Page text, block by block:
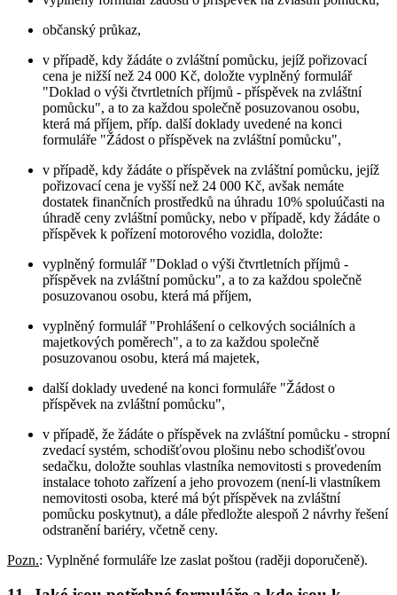
občanský průkaz,
v případě, kdy žádáte o zvláštní pomůcku, jejíž pořizovací
cena je nižší než 24 000 Kč, doložte vyplněný formulář
"Doklad o výši čtvrtletních příjmů - příspěvek na zvláštní
pomůcku", a to za každou společně posuzovanou osobu,
která má příjem, příp. další doklady uvedené na konci
formuláře "Žádost o příspěvek na zvláštní pomůcku",
v případě, kdy žádáte o příspěvek na zvláštní pomůcku, jejíž
pořizovací cena je vyšší než 24 000 Kč, avšak nemáte
dostatek finančních prostředků na úhradu 10% spoluúčasti na
úhradě ceny zvláštní pomůcky, nebo v případě, kdy žádáte o
příspěvek k pořízení motorového vozidla, doložte:
vyplněný formulář "Doklad o výši čtvrtletních příjmů -
příspěvek na zvláštní pomůcku", a to za každou společně
posuzovanou osobu, která má příjem,
vyplněný formulář "Prohlášení o celkových sociálních a
majetkových poměrech", a to za každou společně
posuzovanou osobu, která má majetek,
další doklady uvedené na konci formuláře "Žádost o
příspěvek na zvláštní pomůcku",
v případě, že žádáte o příspěvek na zvláštní pomůcku - stropní
zvedací systém, schodišťovou plošinu nebo schodišťovou
sedačku, doložte souhlas vlastníka nemovitosti s provedením
instalace tohoto zařízení a jeho provozem (není-li vlastníkem
nemovitosti osoba, které má být příspěvek na zvláštní
pomůcku poskytnut), a dále předložte alespoň 2 návrhy řešení
odstranění bariéry, včetně ceny.
Pozn.: Vyplněné formuláře lze zaslat poštou (raději doporučeně).